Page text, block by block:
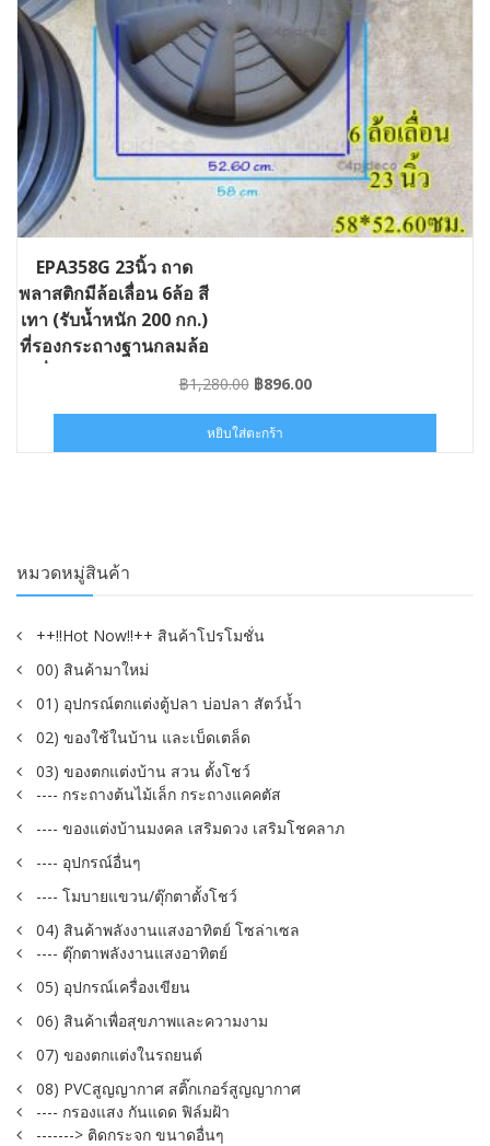
EPA358G 23นิ้ว ถาด
พลาสติกมีล้อเลื่อน 6ล้อ สี
เทา (รับน้ำหนัก 200 กก.)
ที่รองกระถางฐานกลมล้อ
เลื่อน #GD-EPA358G฿1,280.00 Original
was:
฿1,280.00.
฿896.00Current
฿896.00.
หยิบใส่ตะกร้า
หมวดหมู่สินค้า
++!!Hot Now!!++ สินค้าโปรโมชั่น
00) สินค้ามาใหม่
01) อุปกรณ์ตกแต่งตู้ปลา บ่อปลา สัตว์น้ำ
02) ของใช้ในบ้าน และเบ็ดเตล็ด
03) ของตกแต่งบ้าน สวน ตั้งโชว์
---- กระถางต้นไม้เล็ก กระถางแคคตัส
---- ของแต่งบ้านมงคล เสริมดวง เสริมโชคลาภ
---- อุปกรณ์อื่นๆ
---- โมบายแขวน/ตุ๊กตาตั้งโชว์
04) สินค้าพลังงานแสงอาทิตย์ โซล่าเซล
---- ตุ๊กตาพลังงานแสงอาทิตย์
05) อุปกรณ์เครื่องเขียน
06) สินค้าเพื่อสุขภาพและความงาม
07) ของตกแต่งในรถยนต์
08) PVCสูญญากาศ สติ๊กเกอร์สูญญากาศ
---- กรองแสง กันแดด ฟิล์มฝ้า
-------> ติดกระจก ขนาดอื่นๆ